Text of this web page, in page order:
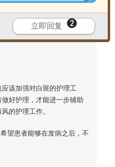
的白癜风医院在为患者进
进病情的改善。不过需要
疗，也会引起白癜风扩散
该加强对白斑的护理工
好护理，才能进一步辅助
的护理工作。
望患者能够在发病之后，不
立即回复